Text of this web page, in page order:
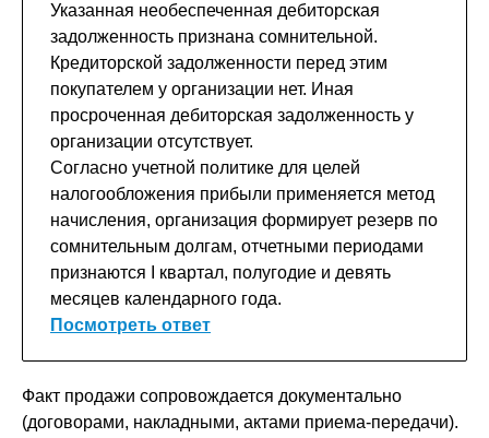
Указанная необеспеченная дебиторская
задолженность признана сомнительной.
Кредиторской задолженности перед этим
покупателем у организации нет. Иная
просроченная дебиторская задолженность у
организации отсутствует.
Согласно учетной политике для целей
налогообложения прибыли применяется метод
начисления, организация формирует резерв по
сомнительным долгам, отчетными периодами
признаются I квартал, полугодие и девять
месяцев календарного года.
Посмотреть ответ
Факт продажи сопровождается документально
(договорами, накладными, актами приема-передачи).